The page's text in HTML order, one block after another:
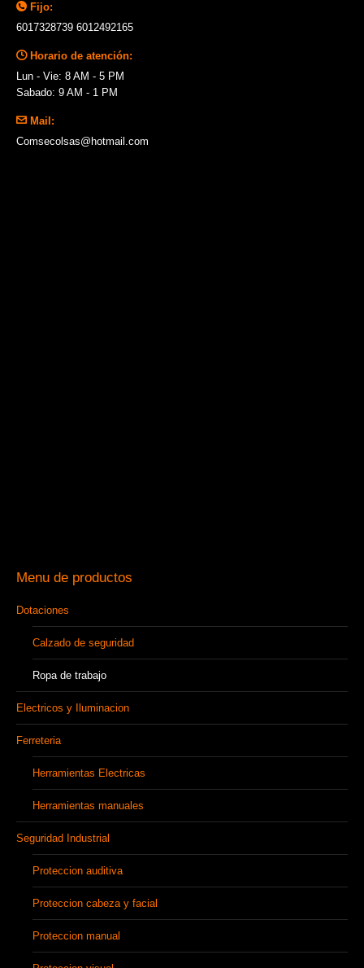
Fijo:
6017328739 6012492165
Horario de atención:
Lun - Vie: 8 AM - 5 PM
Sabado: 9 AM - 1 PM
Mail:
Comsecolsas@hotmail.com
Menu de productos
Dotaciones
Calzado de seguridad
Ropa de trabajo
Electricos y Iluminacion
Ferreteria
Herramientas Electricas
Herramientas manuales
Seguridad Industrial
Proteccion auditiva
Proteccion cabeza y facial
Proteccion manual